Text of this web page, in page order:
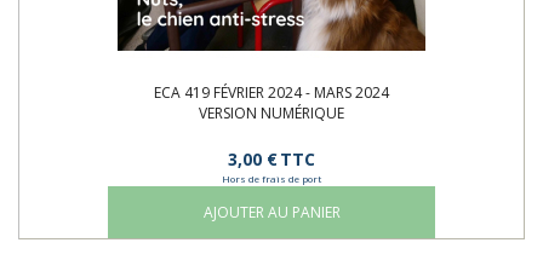
ECA 419 FÉVRIER 2024 - MARS 2024
VERSION NUMÉRIQUE
3,00 €TTC
Hors de frais de port
AJOUTER AU PANIER